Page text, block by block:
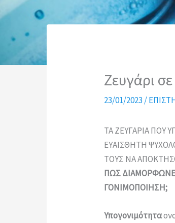
Ζευγάρι
23/01/2023 /
ΤΑ ΖΕΥΓΑΡΙΑ ΠΟΥ
ΕΥΑΙΣΘΗΤΗ
ΤΟΥΣ ΝΑ
ΠΩΣ
ΓΟΝΙΜΟΠΟΙΗΣΗ;
Υπογονιμότητα